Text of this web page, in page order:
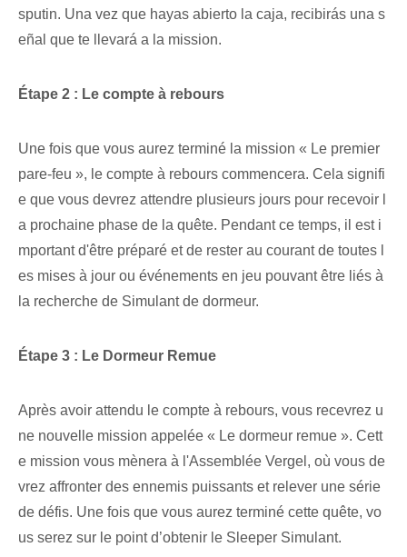
sputin.‍ Una vez que‌ hayas abierto la caja, recibirás una s
eñal que te llevará a la mission.
Étape 2 : Le compte à rebours
Une fois que vous aurez terminé la mission « Le premier
pare-feu », le compte à rebours commencera. Cela signifi
e que vous devrez attendre plusieurs jours pour recevoir l
a prochaine phase de la quête. Pendant ce temps, il est i
mportant d'être préparé et de rester au courant de toutes l
es mises à jour ou événements en jeu pouvant être liés à
la recherche de Simulant de dormeur.
Étape ‌3 : Le Dormeur ⁤Remue
Après avoir attendu le compte à rebours, vous recevrez u
ne nouvelle mission appelée « Le dormeur remue ». Cett
e mission vous mènera⁢ à‌ l'Assemblée Vergel‌, où vous de
vrez affronter des ennemis puissants et relever une⁤ série⁢
de défis. Une fois que vous aurez terminé cette quête, vo
us serez sur le point d’obtenir le Sleeper Simulant.